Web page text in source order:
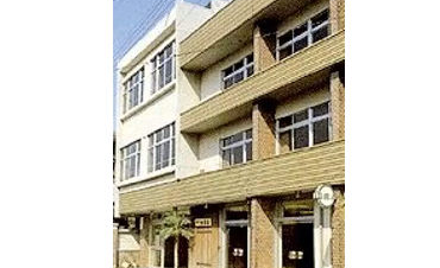
料の貸切風呂としてご利用が可能です。